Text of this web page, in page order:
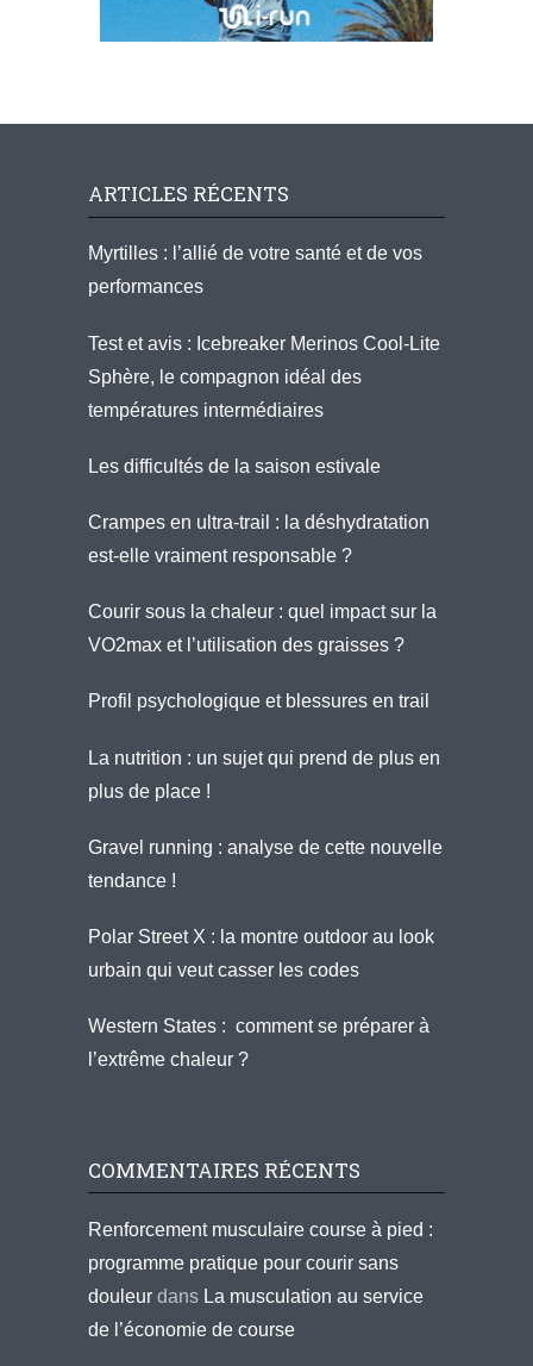
ARTICLES RÉCENTS
Myrtilles : l’allié de votre santé et de vos
performances
Test et avis : Icebreaker Merinos Cool-Lite
Sphère, le compagnon idéal des
températures intermédiaires
Les difficultés de la saison estivale
Crampes en ultra-trail : la déshydratation
est-elle vraiment responsable ?
Courir sous la chaleur : quel impact sur la
VO2max et l’utilisation des graisses ?
Profil psychologique et blessures en trail
La nutrition : un sujet qui prend de plus en
plus de place !
Gravel running : analyse de cette nouvelle
tendance !
Polar Street X : la montre outdoor au look
urbain qui veut casser les codes
Western States : comment se préparer à
l’extrême chaleur ?
COMMENTAIRES RÉCENTS
Renforcement musculaire course à pied :
programme pratique pour courir sans
douleur dans La musculation au service
de l’économie de course